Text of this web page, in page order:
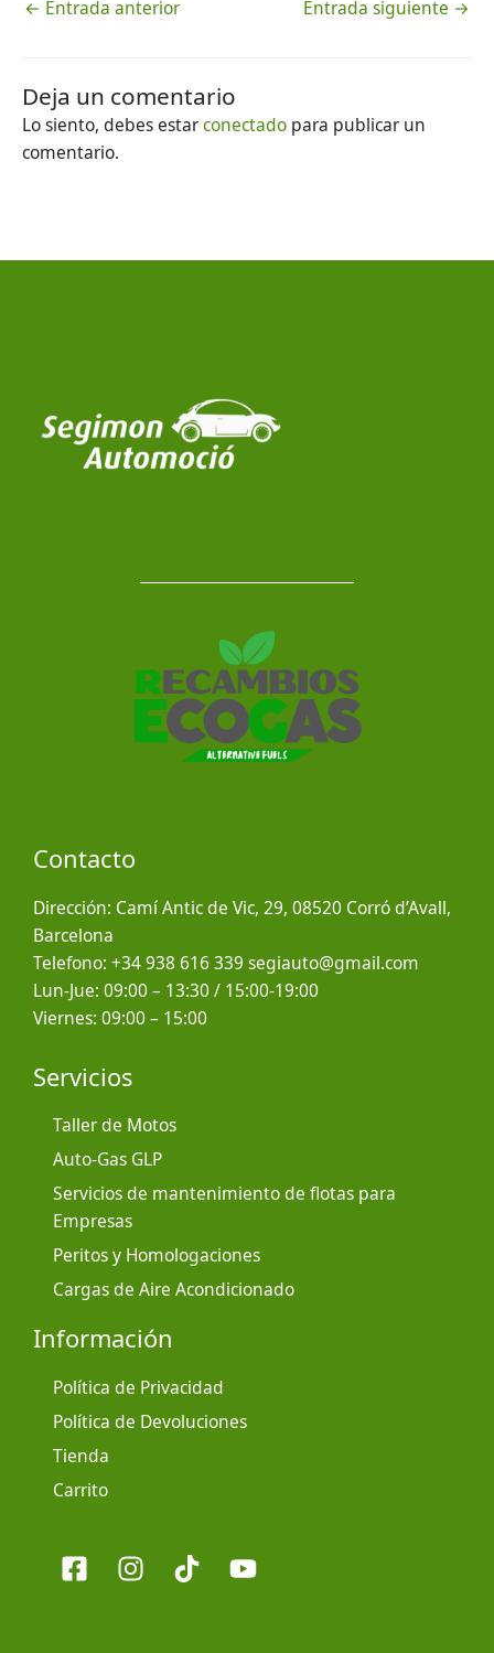
← Entrada anterior Entrada siguiente →
Deja un comentario
Lo siento, debes estarconectado para publicar un
comentario.
Contacto
Dirección: Camí Antic de Vic, 29, 08520 Corró d’Avall,
Barcelona
Telefono: +34 938 616 339 segiauto@gmail.com
Lun-Jue: 09:00 – 13:30 / 15:00-19:00
Viernes: 09:00 – 15:00
Servicios
Taller de Motos
Auto-Gas GLP
Servicios de mantenimiento de flotas para
Empresas
Peritos y Homologaciones
Cargas de Aire Acondicionado
Información
Política de Privacidad
Política de Devoluciones
Tienda
Carrito